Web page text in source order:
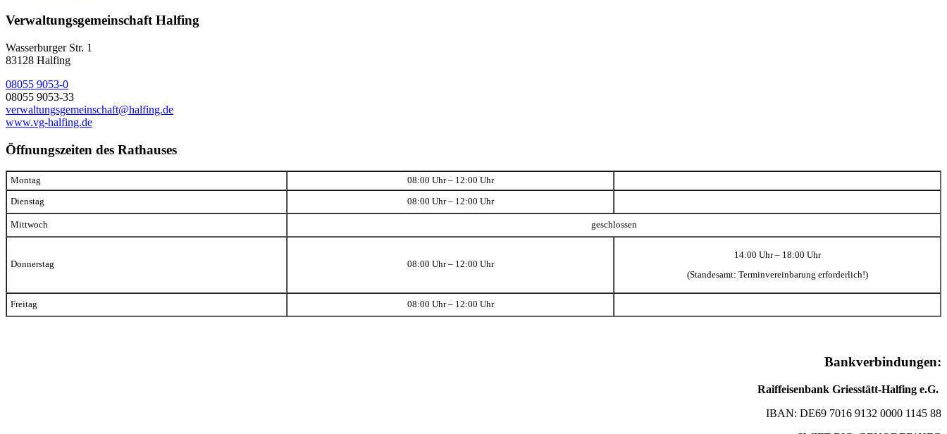
Verwaltungsgemeinschaft Halfing
Wasserburger Str. 1
83128 Halfing
08055 9053-0
08055 9053-33
verwaltungsgemeinschaft@halfing.de
www.vg-halfing.de
Öffnungszeiten des Rathauses
Montag 08:00 Uhr – 12:00 Uhr
Dienstag 08:00 Uhr – 12:00 Uhr
Mittwoch geschlossen
Donnerstag 08:00 Uhr – 12:00 Uhr
14:00 Uhr – 18:00 Uhr
(Standesamt: Terminvereinbarung erforderlich!)
Freitag 08:00 Uhr – 12:00 Uhr
Bankverbindungen:
Raiffeisenbank Griesstätt-Halfing e.G.
IBAN: DE69 7016 9132 0000 1145 88